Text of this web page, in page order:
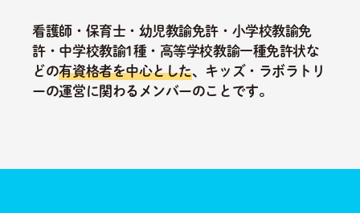
看護師・保育士・幼児教諭免許・小学校教諭免
許・中学校教諭1種・高等学校教諭一種免許状な
どの有資格者を中心とした、キッズ・ラボラトリ
ーの運営に関わるメンバーのことです。